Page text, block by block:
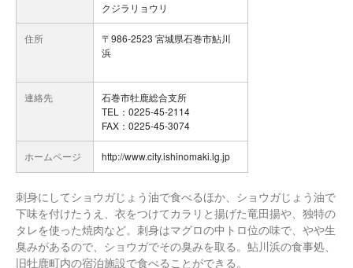
クジラリョウリ
住所
〒986-2523 宮城県石巻市鮎川
浜
連絡先
石巻市牡鹿総合支所
TEL：0225-45-2114
FAX：0225-45-3074
ホームページ http://www.city.ishinomaki.lg.jp
刺身にしてショウガじょう油で食べるほか、ショウガじょう油で
下味を付けたうえ、衣をつけてカラリと揚げた竜田揚や、独特の
タレを使った焼肉など。刺身はマグロの中トロ位の味で、やや生
臭みがあるので、ショウガでその臭みを取る。鮎川浜の食事処、
旧牡鹿町内の宿泊施設で食べることができる。